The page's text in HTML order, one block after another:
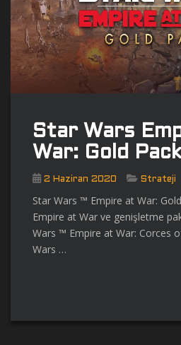
Star Wars
War: Gold Pack
2 Haziran 2020 Strateji
Star Wars ™ Empire at War:
Empire at War ve genişletme
Wars ™ Empire at War: Corces
Wars …